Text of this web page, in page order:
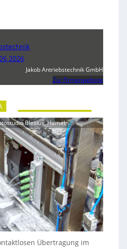
2026
Jakob Antriebstechnik GmbH
Zur Firmenwebsite
Blesius, Hameln
Übertragung im